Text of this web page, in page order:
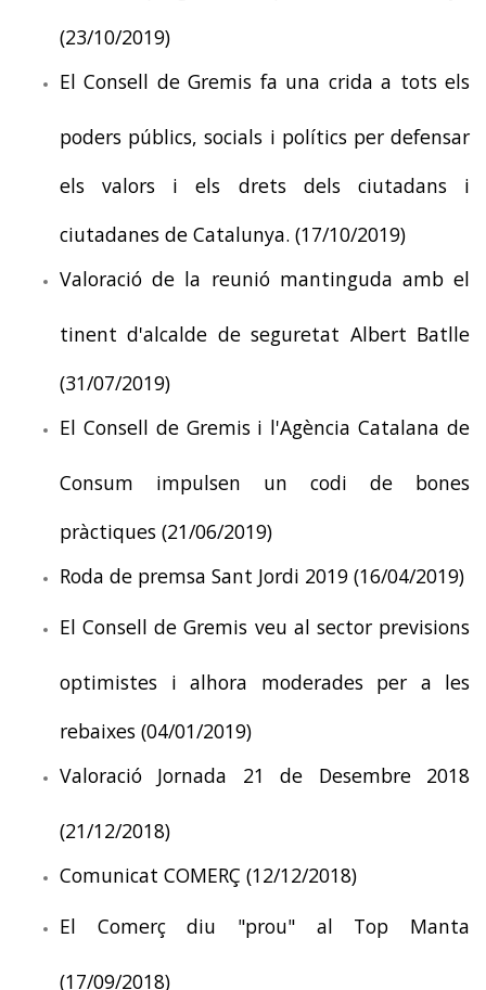
(23/10/2019)
El Consell de Gremis fa una crida a tots els
poders públics, socials i polítics per defensar
els valors i els drets dels ciutadans i
ciutadanes de Catalunya. (17/10/2019)
Valoració de la reunió mantinguda amb el
tinent d'alcalde de seguretat Albert Batlle
(31/07/2019)
El Consell de Gremis i l'Agència Catalana de
Consum impulsen un codi de bones
pràctiques (21/06/2019)
Roda de premsa Sant Jordi 2019 (16/04/2019)
El Consell de Gremis veu al sector previsions
optimistes i alhora moderades per a les
rebaixes (04/01/2019)
Valoració Jornada 21 de Desembre 2018
(21/12/2018)
Comunicat COMERÇ (12/12/2018)
El Comerç diu "prou" al Top Manta
(17/09/2018)